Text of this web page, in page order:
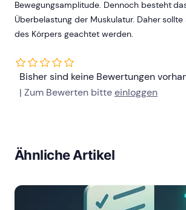
Bewegungsamplitude. Dennoch besteht
Überbelastung der Muskulatur. Daher
des Körpers geachtet werden.
Bisher sind keine Bewertungen
| Zum Bewerten bitteeinloggen
Ähnliche Artikel